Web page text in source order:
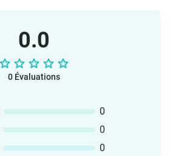
0.0
0 Évaluations
0
0
0